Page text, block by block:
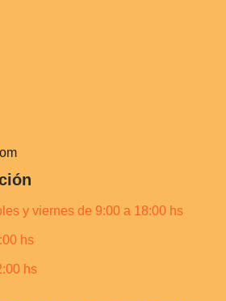
y viernes de 9:00 a 18:00 hs
hs
hs